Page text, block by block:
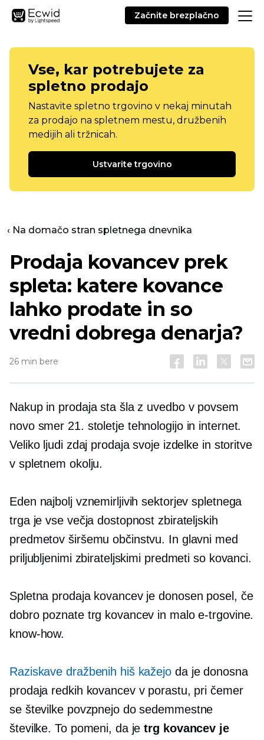
Začnite brezplačno
Vse, kar potrebujete za
spletno prodajo
Nastavite spletno trgovino v nekaj minutah
za prodajo na spletnem mestu, družbenih
medijih ali tržnicah.
Ustvarite trgovino
‹ Na domačo stran spletnega dnevnika
Prodaja kovancev prek
spleta: katere kovance
lahko prodate in so
vredni dobrega denarja?
26 min bere
Nakup in prodaja sta šla z uvedbo v povsem
novo smer 21. stoletjetehnologijo in internet.
Veliko ljudi zdaj prodaja svoje izdelke in storitve
v spletnem okolju.
Eden najbolj vznemirljivih sektorjev spletnega
trga je vse večja dostopnost zbirateljskih
predmetov širšemu občinstvu. In glavni med
priljubljenimi zbirateljskimi predmeti so kovanci.
Spletna prodaja kovancev je donosen posel, če
dobro poznate trg kovancev in malo e-trgovine.
know-how.
Raziskave dražbenih hiš kažejo da je donosna
prodaja redkih kovancev v porastu, pri čemer
se številke povzpnejo do sedemmestne
številke. To pomeni, da jetrg kovancev je